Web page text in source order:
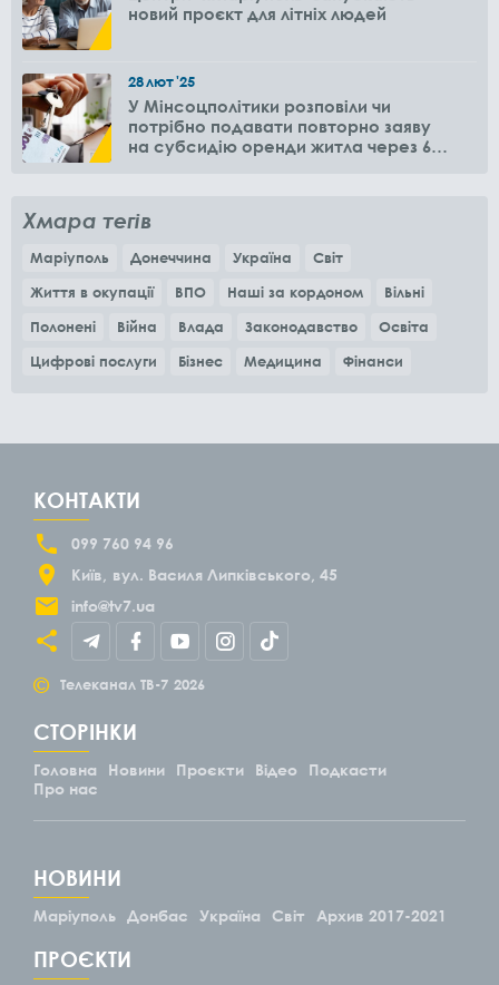
новий проєкт для літніх людей
28лют'25
У Мінсоцполітики розповіли чи
потрібно подавати повторно заяву
на субсидію оренди житла через 6
Хмара тегів
Маріуполь Донеччина Україна
Світ
Життя в окупації
ВПО Наші за кордоном
Вільні
Полонені
Війна Влада Законодавство
Освіта
Цифрові послуги
Бізнес Медицина Фінанси
КОНТАКТИ
099 760 94 96
Київ
вул. Василя Липківського, 45
info@tv7.ua
© Телеканал ТВ-7 2026
СТОРІНКИ
Головна Новини Проєкти Відео
Подкасти
Про нас
НОВИНИ
Маріуполь Донбас Україна Світ Архив 2017-2021
ПРОЄКТИ